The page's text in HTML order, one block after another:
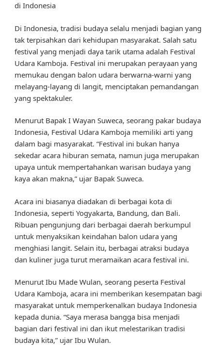
di Indonesia
Di Indonesia, tradisi budaya selalu menjadi bagian yang
tak terpisahkan dari kehidupan masyarakat. Salah satu
festival yang menjadi daya tarik utama adalah Festival
Udara Kamboja. Festival ini merupakan perayaan yang
memukau dengan balon udara berwarna-warni yang
melayang-layang di langit, menciptakan pemandangan
yang spektakuler.
Menurut Bapak I Wayan Suweca, seorang pakar budaya
Indonesia, Festival Udara Kamboja memiliki arti yang
dalam bagi masyarakat. “Festival ini bukan hanya
sekedar acara hiburan semata, namun juga merupakan
upaya untuk mempertahankan warisan budaya yang
kaya akan makna,” ujar Bapak Suweca.
Acara ini biasanya diadakan di berbagai kota di
Indonesia, seperti Yogyakarta, Bandung, dan Bali.
Ribuan pengunjung dari berbagai daerah berkumpul
untuk menyaksikan keindahan balon udara yang
menghiasi langit. Selain itu, berbagai atraksi budaya
dan kuliner juga turut meramaikan acara festival ini.
Menurut Ibu Made Wulan, seorang peserta Festival
Udara Kamboja, acara ini memberikan kesempatan bagi
masyarakat untuk memperkenalkan budaya Indonesia
kepada dunia. “Saya merasa bangga bisa menjadi
bagian dari festival ini dan ikut melestarikan tradisi
budaya kita,” ujar Ibu Wulan.